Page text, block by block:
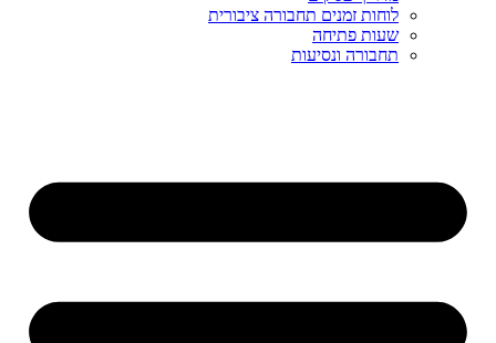
לוחות זמנים תחבורה ציבורית
שעות פתיחה
תחבורה ונסיעות